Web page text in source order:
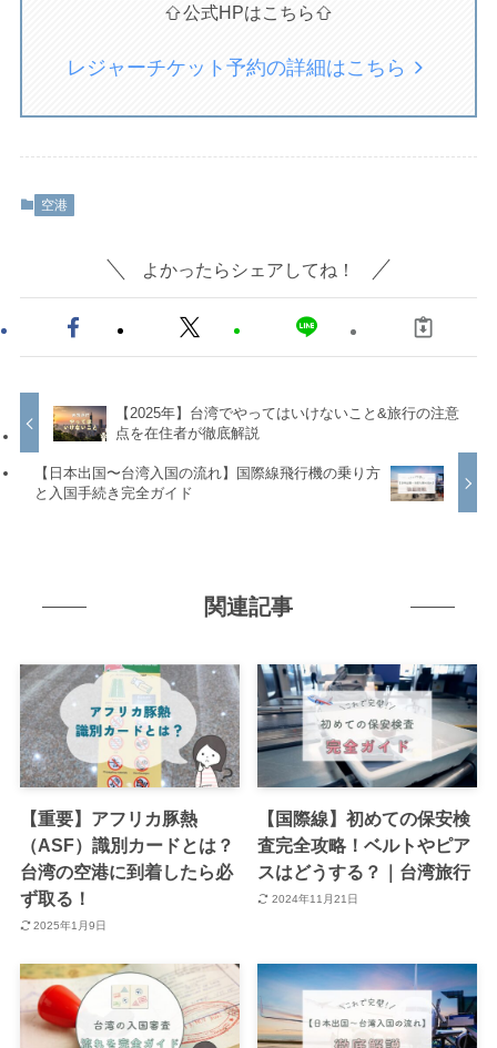
公式HPはこちら
レジャーチケット予約の詳細はこちら
空港
よかったらシェアしてね！
【2025年】台湾でやってはいけないこと&旅行の注意
点を在住者が徹底解説
【日本出国〜台湾入国の流れ】国際線飛行機の乗り方
と入国手続き完全ガイド
関連記事
【重要】アフリカ豚熱
（ASF）識別カードとは？
台湾の空港に到着したら必
ず取る！
2025年1月9日
【国際線】初めての保安検
査完全攻略！ベルトやピア
スはどうする？｜台湾旅行
2024年11月21日